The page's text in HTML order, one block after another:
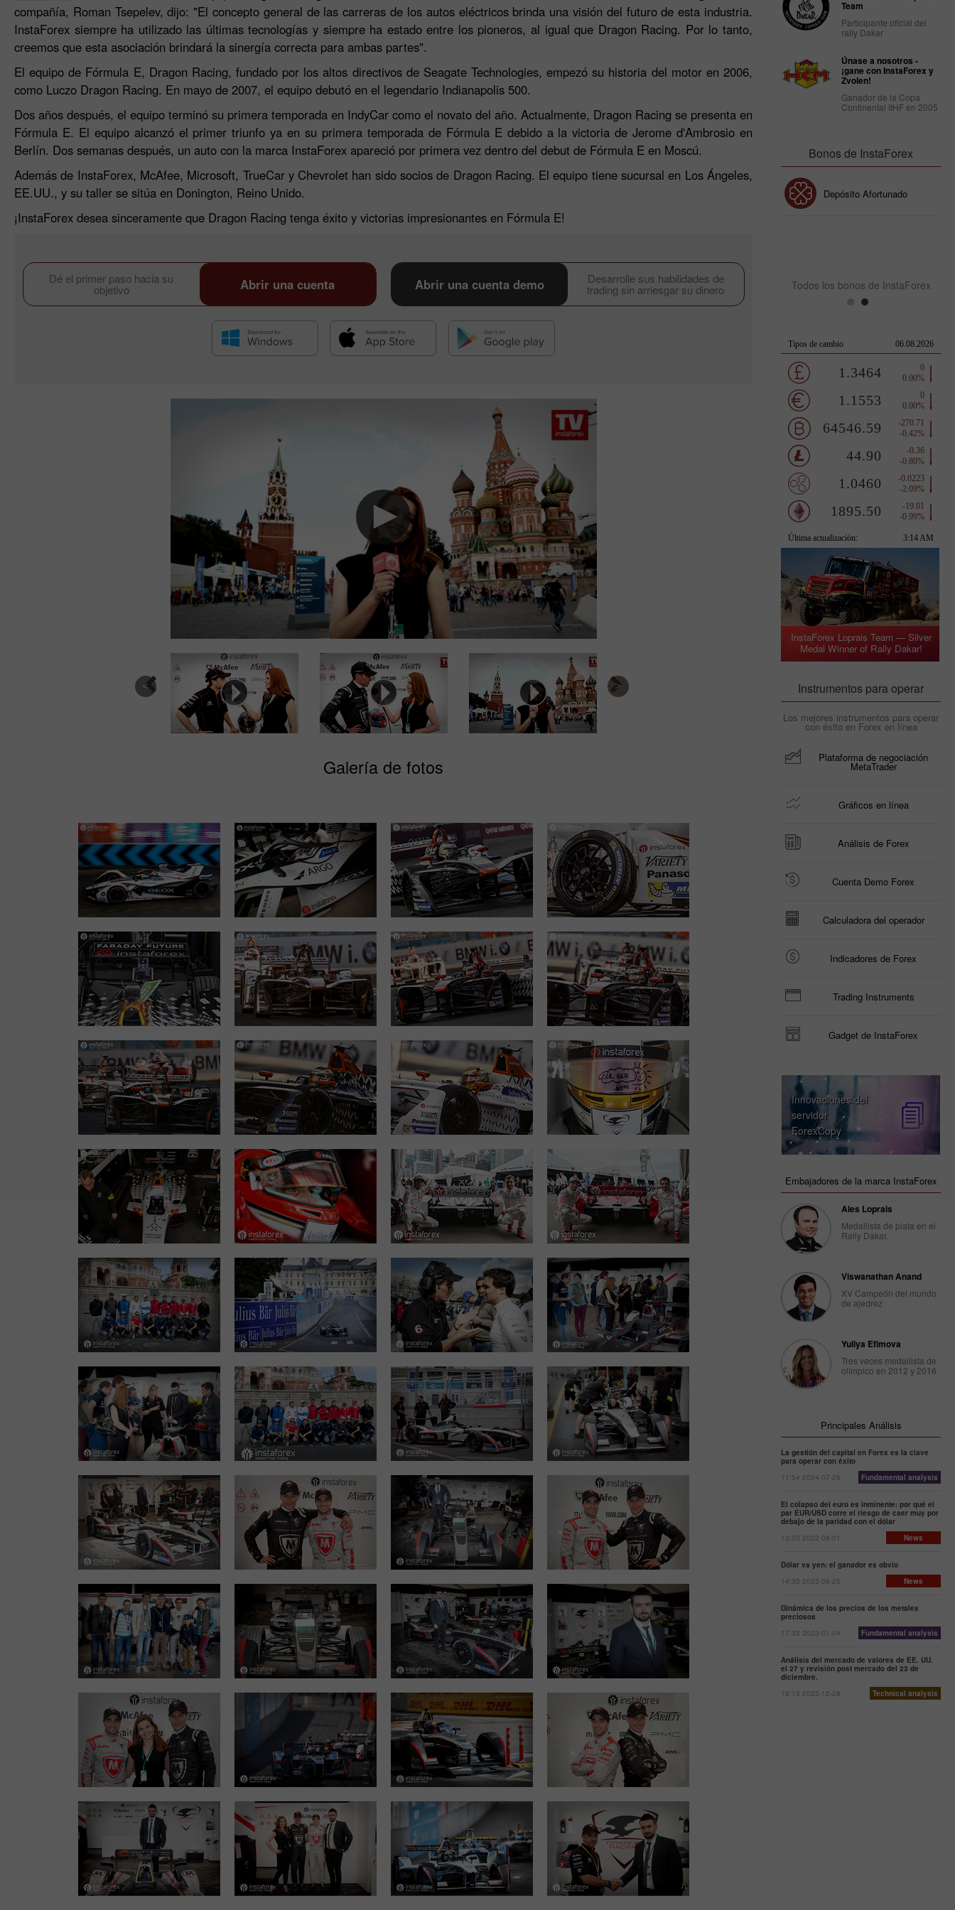
compañía, Roman Tsepelev, dijo: "El concepto general de las carreras de los autos eléctricos brinda una visión del futuro de esta industria.
InstaForex siempre ha utilizado las últimas tecnologías y siempre ha estado entre los pioneros, al igual que Dragon Racing. Por lo tanto,
creemos que esta asociación brindará la sinergía correcta para ambas partes".
El equipo de Fórmula E, Dragon Racing, fundado por los altos directivos de Seagate Technologies, empezó su historia del motor en 2006,
como Luczo Dragon Racing. En mayo de 2007, el equipo debutó en el legendario Indianapolis 500.
Dos años después, el equipo terminó su primera temporada en IndyCar como el novato del año. Actualmente, Dragon Racing se presenta en
Fórmula E. El equipo alcanzó el primer triunfo ya en su primera temporada de Fórmula E debido a la victoria de Jerome d'Ambrosio en
Berlín. Dos semanas después, un auto con la marca InstaForex apareció por primera vez dentro del debut de Fórmula E en Moscú.
Además de InstaForex, McAfee, Microsoft, TrueCar y Chevrolet han sido socios de Dragon Racing. El equipo tiene sucursal en Los Ángeles,
EE.UU., y su taller se sitúa en Donington, Reino Unido.
¡InstaForex desea sinceramente que Dragon Racing tenga éxito y victorias impresionantes en Fórmula E!
Dé el primer paso hacia su
objetivo Abrir una cuenta Desarrolle sus habilidades de
trading sin arriesgar su dinero
Abrir una cuenta demo
Galería de fotos
Team
Participante oficial del
rally Dakar
Únase a nosotros -
¡gane con InstaForex y
Zvolen!
Ganador de la Copa
Continental IIHF en 2005
Bonos de InstaForex
Depósito Afortunado
Todos los bonos de InstaForex
InstaForex Loprais Team — Silver
Medal Winner of Rally Dakar!
Instrumentos para operar
Los mejores instrumentos para operar
con éxito en Forex en línea
Plataforma de negociación
MetaTrader
Gráficos en línea
Análisis de Forex
Cuenta Demo Forex
Calculadora del operador
Indicadores de Forex
Trading Instruments
Gadget de InstaForex
Innovaciones del
servidor
ForexCopy
Embajadores de la marca InstaForex
Ales Loprais
Medallista de plata en el
Rally Dakar.
Viswanathan Anand
XV Campeón del mundo
de ajedrez
Yuliya Efimova
Tres veces medallista de
olímpico en 2012 y 2016
Principales Análisis
La gestión del capital en Forex es la clave
para operar con éxito
11:54 2024-07-26
Fundamental analysis
El colapso del euro es inminente: por qué el
par EUR/USD corre el riesgo de caer muy por
debajo de la paridad con el dólar
13:20 2022-08-01
News
Dólar vs yen: el ganador es obvio
14:35 2022-08-25
News
Dinámica de los precios de los metales
preciosos
17:33 2023-01-04
Fundamental analysis
Análisis del mercado de valores de EE. UU.
el 27 y revisión post mercado del 23 de
diciembre.
16:13 2022-12-28
Technical analysis